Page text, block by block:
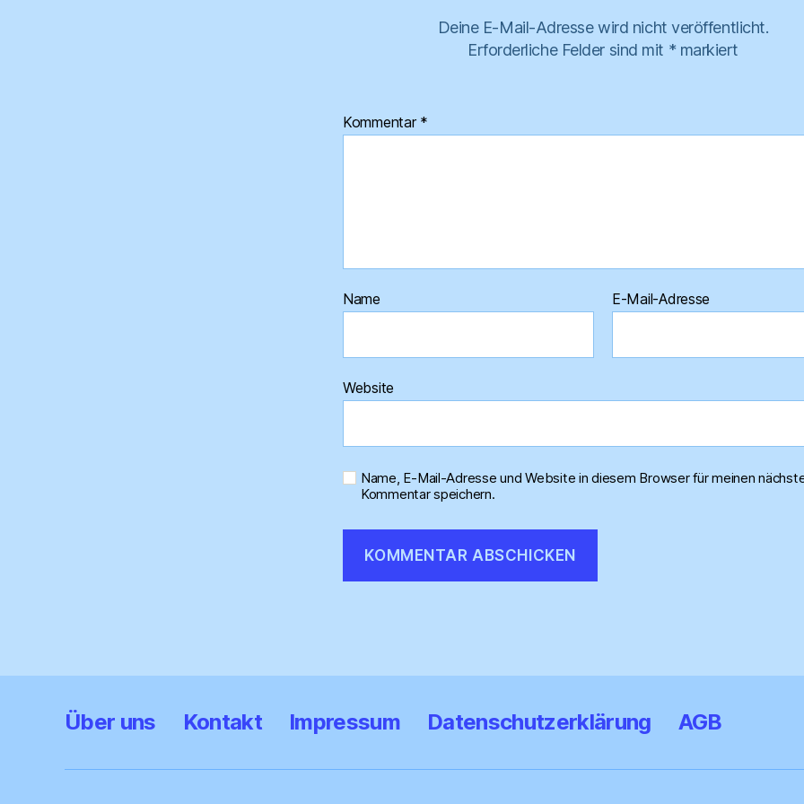
Deine E-Mail-Adresse wird nicht veröffentlicht.
Erforderliche Felder sind mit * markiert
Kommentar *
Name E-Mail-Adresse
Website
Name, E-Mail-Adresse und Website in diesem Browser für meinen
Kommentar speichern.
Über uns Kontakt Impressum Datenschutzerklärung AGB